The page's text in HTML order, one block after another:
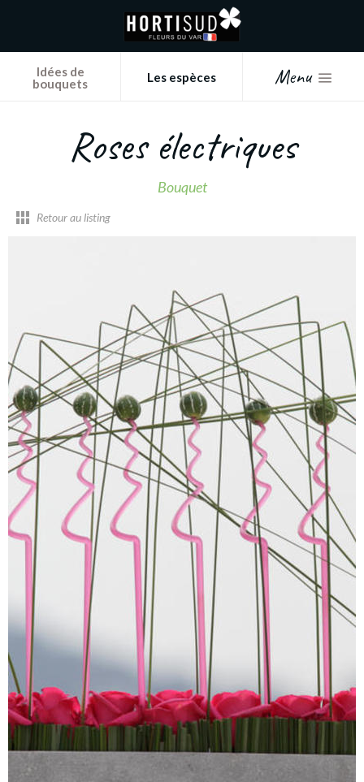
Idées de
bouquets
Les espèces Menu
Roses électriques
Bouquet
Retour au listing